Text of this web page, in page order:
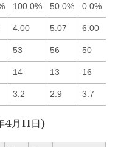
100.0% 50.0% 0.0%
4.00 5.07 6.00
53 56 50
14 13 16
3.2 2.9 3.7
4月11日)